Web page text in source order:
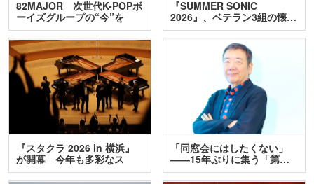
82MAJOR 次世代K-POPボ
ーイズグループの“今”を
訊…
『SUMMER SONIC
2026』、ベテラン3組の懐…
『スタクラ 2026 in 横浜』
が開幕 今年も多彩なス
テ…
「同窓会にはしたくない」
――15年ぶりに集う「第…